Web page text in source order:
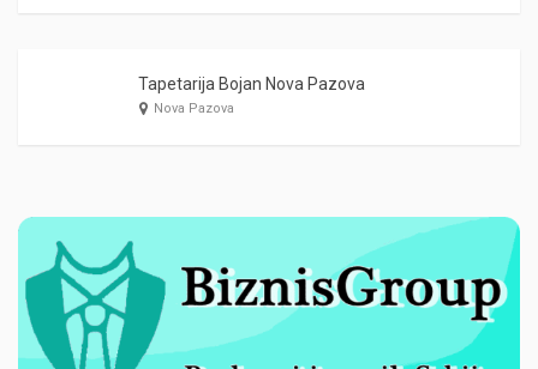
Tapetarija Bojan Nova Pazova
Nova Pazova